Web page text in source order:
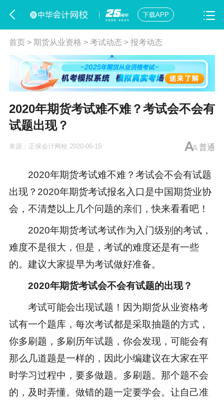
下载APP
首页> 期货从业资格 > 考试动态 > 报考动态
2020年期货考试难不难？考试会不会有
试题出现？
普通
来源： 正保会计网校 2020-06-15
2020年期货考试难不难？考试会不会有试题
出现？2020年期货考试报名 入口是中国期货业协
会，不清楚以上几个问题的亲们，快来看看吧！
2020年期货考试考试作为入门级别的考试，
难度不是很大，但是，考试的难度还是有一些
的。建议大家提早为考试做好准备。
2020年期货考试会不会有试题的出现？
考试可能会出现试题！因为期货从业资格考
试有一个题库，每次考试都是采取抽题的方式，
你多刷题，多刷历年试题，你会发现，可能会有
那么几道题是一样的，因此小编建议在大家在平
时学习过程中，要多做题。多刷题。那个题不会
的，及时弄懂。做错的题一定要学会。让自己准